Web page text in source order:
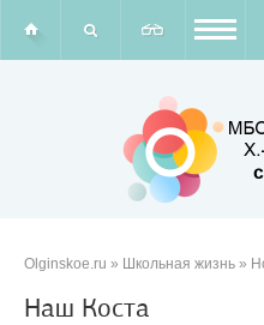
Olginskoe.ru » Школьная жизнь »
Наш Коста